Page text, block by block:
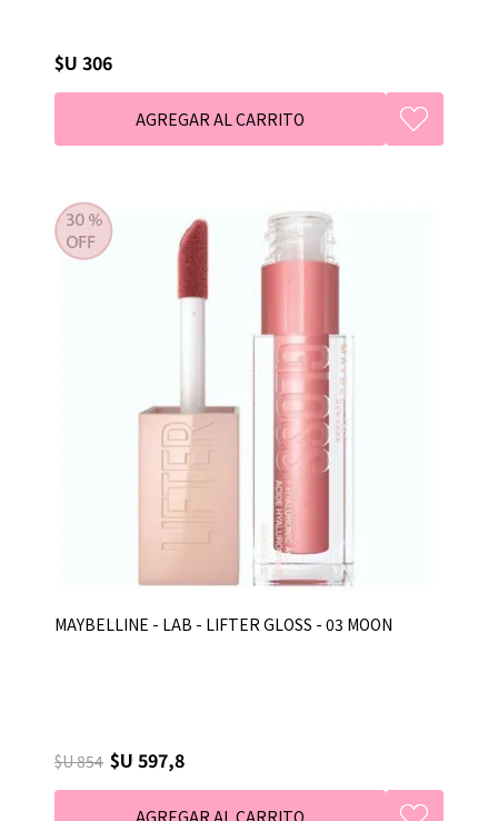
$U 306
MAYBELLINE - LAB - LIFTER GLOSS - 03 MOON
$U 854 $U 597,8